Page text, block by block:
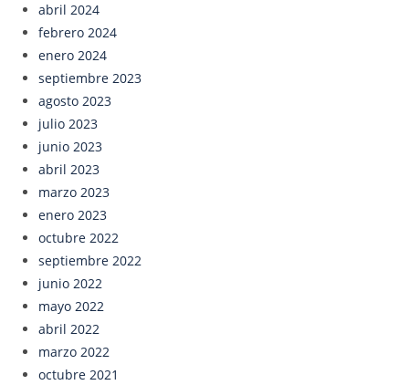
abril 2024
febrero 2024
enero 2024
septiembre 2023
agosto 2023
julio 2023
junio 2023
abril 2023
marzo 2023
enero 2023
octubre 2022
septiembre 2022
junio 2022
mayo 2022
abril 2022
marzo 2022
octubre 2021